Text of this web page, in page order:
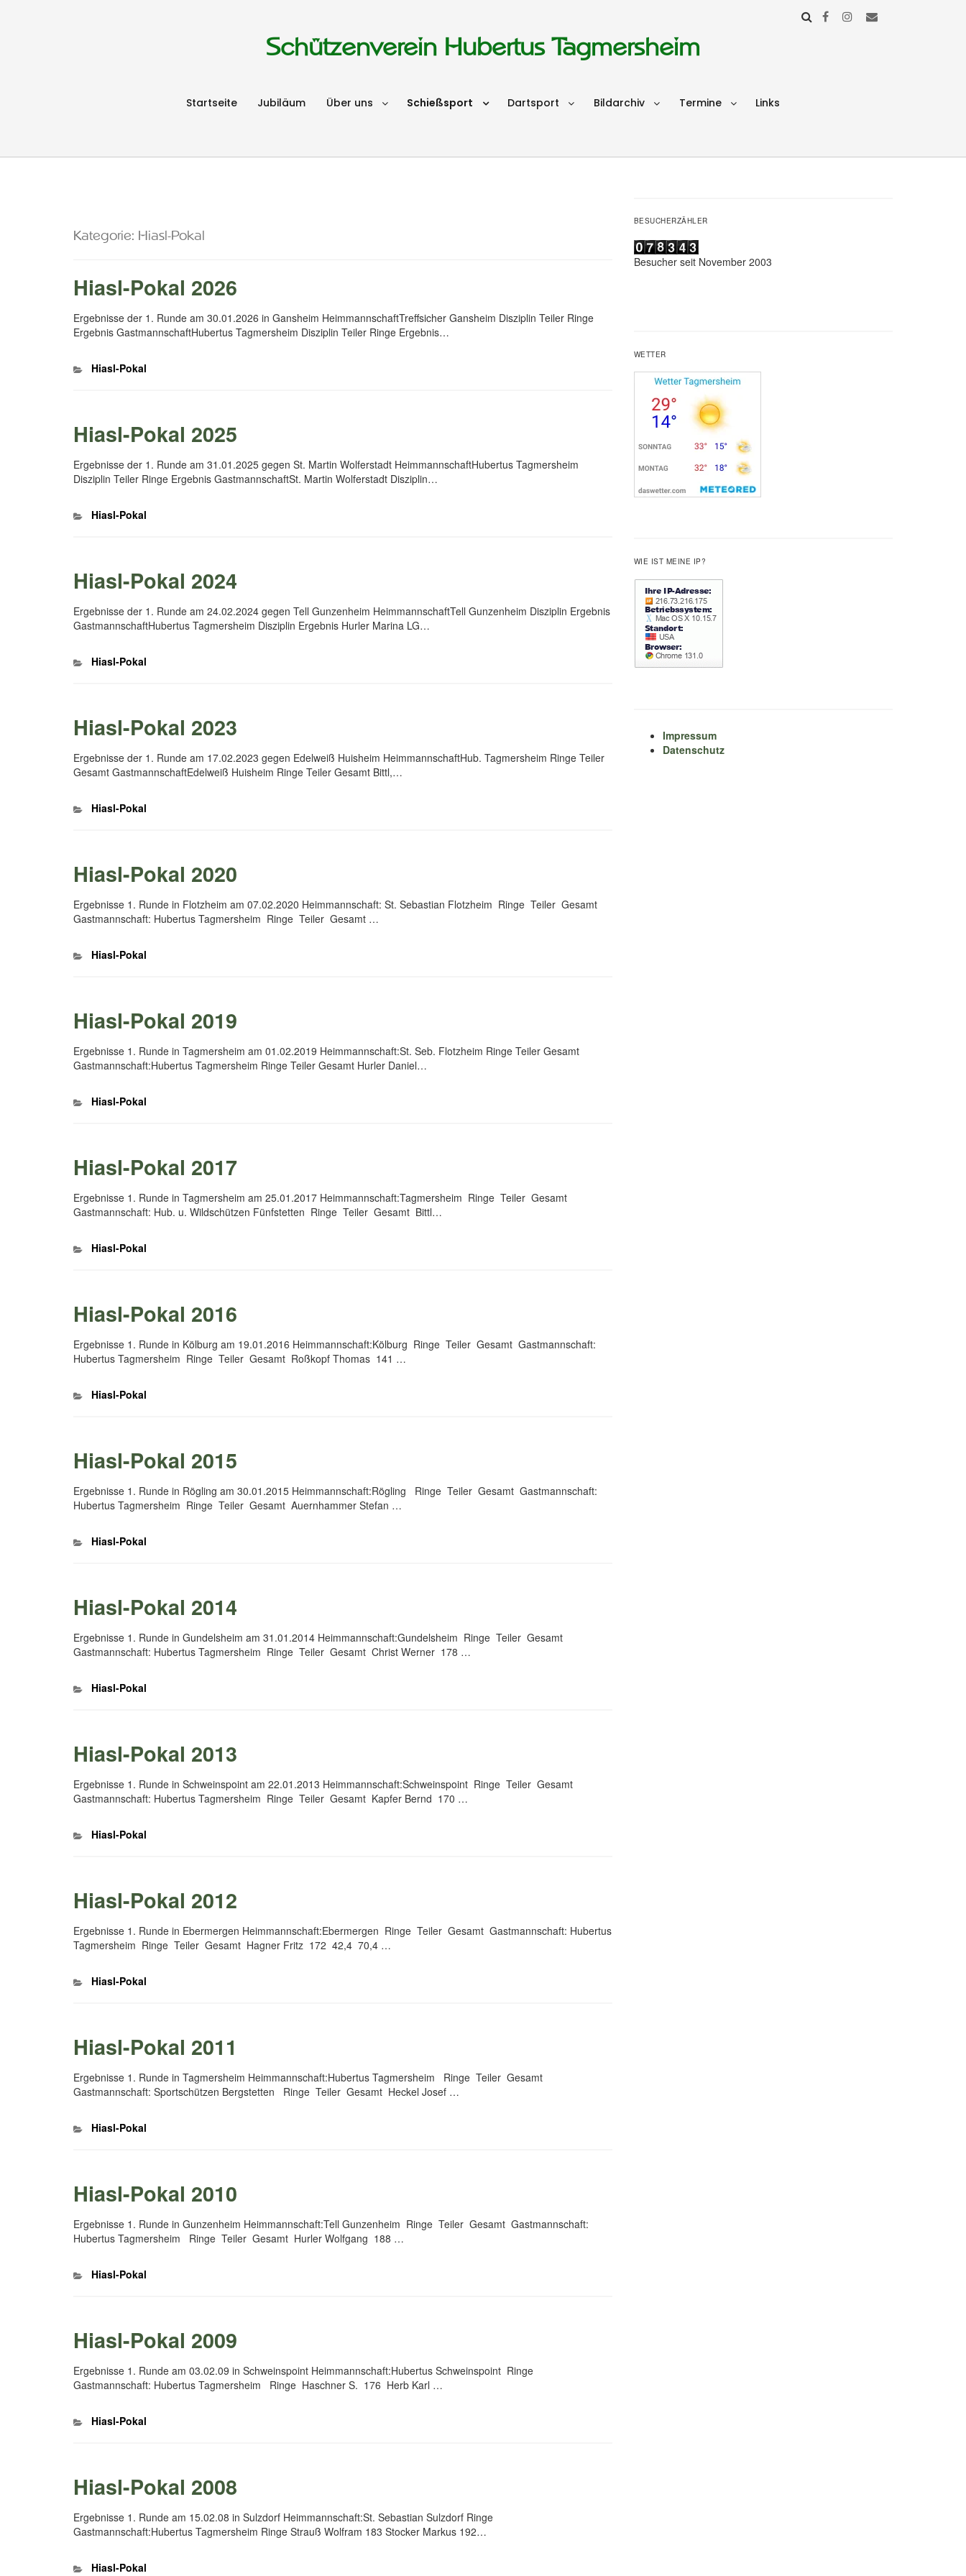
Schützenverein Hubertus Tagmersheim
Startseite Jubiläum Über uns Schießsport Dartsport Bildarchiv Termine Links
Kategorie: Hiasl-Pokal
Hiasl-Pokal 2026
Ergebnisse der 1. Runde am 30.01.2026 in Gansheim HeimmannschaftTreffsicher Gansheim Disziplin Teiler Ringe
Ergebnis GastmannschaftHubertus Tagmersheim Disziplin Teiler Ringe Ergebnis…
Kategorien
Hiasl-Pokal
Hiasl-Pokal 2025
Ergebnisse der 1. Runde am 31.01.2025 gegen St. Martin Wolferstadt HeimmannschaftHubertus Tagmersheim
Disziplin Teiler Ringe Ergebnis GastmannschaftSt. Martin Wolferstadt Disziplin…
Kategorien
Hiasl-Pokal
Hiasl-Pokal 2024
Ergebnisse der 1. Runde am 24.02.2024 gegen Tell Gunzenheim HeimmannschaftTell Gunzenheim Disziplin Ergebnis
GastmannschaftHubertus Tagmersheim Disziplin Ergebnis Hurler Marina LG…
Kategorien
Hiasl-Pokal
Hiasl-Pokal 2023
Ergebnisse der 1. Runde am 17.02.2023 gegen Edelweiß Huisheim HeimmannschaftHub. Tagmersheim Ringe Teiler
Gesamt GastmannschaftEdelweiß Huisheim Ringe Teiler Gesamt Bittl,…
Kategorien
Hiasl-Pokal
Hiasl-Pokal 2020
Ergebnisse 1. Runde in Flotzheim am 07.02.2020 Heimmannschaft: St. Sebastian Flotzheim Ringe Teiler Gesamt
Gastmannschaft: Hubertus Tagmersheim Ringe Teiler Gesamt …
Kategorien
Hiasl-Pokal
Hiasl-Pokal 2019
Ergebnisse 1. Runde in Tagmersheim am 01.02.2019 Heimmannschaft:St. Seb. Flotzheim Ringe Teiler Gesamt
Gastmannschaft:Hubertus Tagmersheim Ringe Teiler Gesamt Hurler Daniel…
Kategorien
Hiasl-Pokal
Hiasl-Pokal 2017
Ergebnisse 1. Runde in Tagmersheim am 25.01.2017 Heimmannschaft:Tagmersheim Ringe Teiler Gesamt
Gastmannschaft: Hub. u. Wildschützen Fünfstetten Ringe Teiler Gesamt Bittl…
Kategorien
Hiasl-Pokal
Hiasl-Pokal 2016
Ergebnisse 1. Runde in Kölburg am 19.01.2016 Heimmannschaft:Kölburg Ringe Teiler Gesamt Gastmannschaft:
Hubertus Tagmersheim Ringe Teiler Gesamt Roßkopf Thomas 141 …
Kategorien
Hiasl-Pokal
Hiasl-Pokal 2015
Ergebnisse 1. Runde in Rögling am 30.01.2015 Heimmannschaft:Rögling Ringe Teiler Gesamt Gastmannschaft:
Hubertus Tagmersheim Ringe Teiler Gesamt Auernhammer Stefan …
Kategorien
Hiasl-Pokal
Hiasl-Pokal 2014
Ergebnisse 1. Runde in Gundelsheim am 31.01.2014 Heimmannschaft:Gundelsheim Ringe Teiler Gesamt
Gastmannschaft: Hubertus Tagmersheim Ringe Teiler Gesamt Christ Werner 178 …
Kategorien
Hiasl-Pokal
Hiasl-Pokal 2013
Ergebnisse 1. Runde in Schweinspoint am 22.01.2013 Heimmannschaft:Schweinspoint Ringe Teiler Gesamt
Gastmannschaft: Hubertus Tagmersheim Ringe Teiler Gesamt Kapfer Bernd 170 …
Kategorien
Hiasl-Pokal
Hiasl-Pokal 2012
Ergebnisse 1. Runde in Ebermergen Heimmannschaft:Ebermergen Ringe Teiler Gesamt Gastmannschaft: Hubertus
Tagmersheim Ringe Teiler Gesamt Hagner Fritz 172 42,4 70,4 …
Kategorien
Hiasl-Pokal
Hiasl-Pokal 2011
Ergebnisse 1. Runde in Tagmersheim Heimmannschaft:Hubertus Tagmersheim Ringe Teiler Gesamt
Gastmannschaft: Sportschützen Bergstetten Ringe Teiler Gesamt Heckel Josef …
Kategorien
Hiasl-Pokal
Hiasl-Pokal 2010
Ergebnisse 1. Runde in Gunzenheim Heimmannschaft:Tell Gunzenheim Ringe Teiler Gesamt Gastmannschaft:
Hubertus Tagmersheim Ringe Teiler Gesamt Hurler Wolfgang 188 …
Kategorien
Hiasl-Pokal
Hiasl-Pokal 2009
Ergebnisse 1. Runde am 03.02.09 in Schweinspoint Heimmannschaft:Hubertus Schweinspoint Ringe
Gastmannschaft: Hubertus Tagmersheim Ringe Haschner S. 176 Herb Karl …
Kategorien
Hiasl-Pokal
Hiasl-Pokal 2008
Ergebnisse 1. Runde am 15.02.08 in Sulzdorf Heimmannschaft:St. Sebastian Sulzdorf Ringe
Gastmannschaft:Hubertus Tagmersheim Ringe Strauß Wolfram 183 Stocker Markus 192…
Kategorien
Hiasl-Pokal
BESUCHERZÄHLER
Besucher seit November 2003
WETTER
WIE IST MEINE IP?
Impressum
Datenschutz